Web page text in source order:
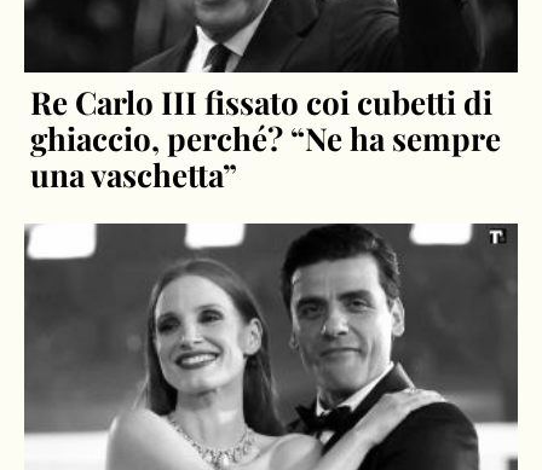
Re Carlo III fissato coi cubetti di
ghiaccio, perché? “Ne ha sempre
una vaschetta”